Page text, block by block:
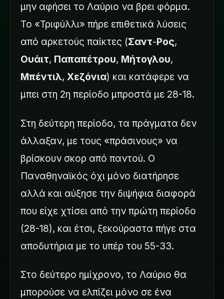
μην αφήσει το Λαύριο να βρει φόρμα.
Το «Τριφύλλι» πήρε επιθετικά λύσεις
από αρκετούς παίκτες (Σαντ-Ρος,
Ουάιτ, Παπαπέτρου, Μήτογλου,
Μπέντιλ, Χεζόνια) και κατάφερε να
μπει στη 2η περίοδο μπροστά με 28-18.
Στη δεύτερη περίοδο, τα πράγματα δεν
άλλαξαν, με τους «πράσινους» να
βρίσκουν σκορ από παντού. Ο
Παναθηναϊκός όχι μόνο διατήρησε
αλλά και αύξησε την διψήφια διαφορά
που είχε χτίσει από την πρώτη περίοδο
(28-18), και έτσι, ξεκούραστα πήγε στα
αποδυτήρια με το υπέρ του 55-33.
Στο δεύτερο ημίχρονο, το Λαύριο θα
μπορούσε να ελπίζει μόνο σε ένα